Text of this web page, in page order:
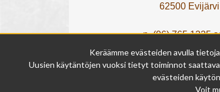
62500 Evijärvi
p. (06) 765 1225
tai lähetä What's
y-tunnus:
Keräämme evästeiden avulla
Uusien käytäntöjen vuoksi tietyt toiminnot
evästeiden
Voit